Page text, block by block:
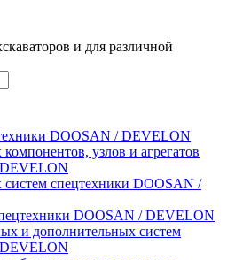
и для различной
DOOSAN / DEVELON
узлов и агрегатов
систем спецтехники DOOSAN /
DOOSAN / DEVELON
и дополнительных систем